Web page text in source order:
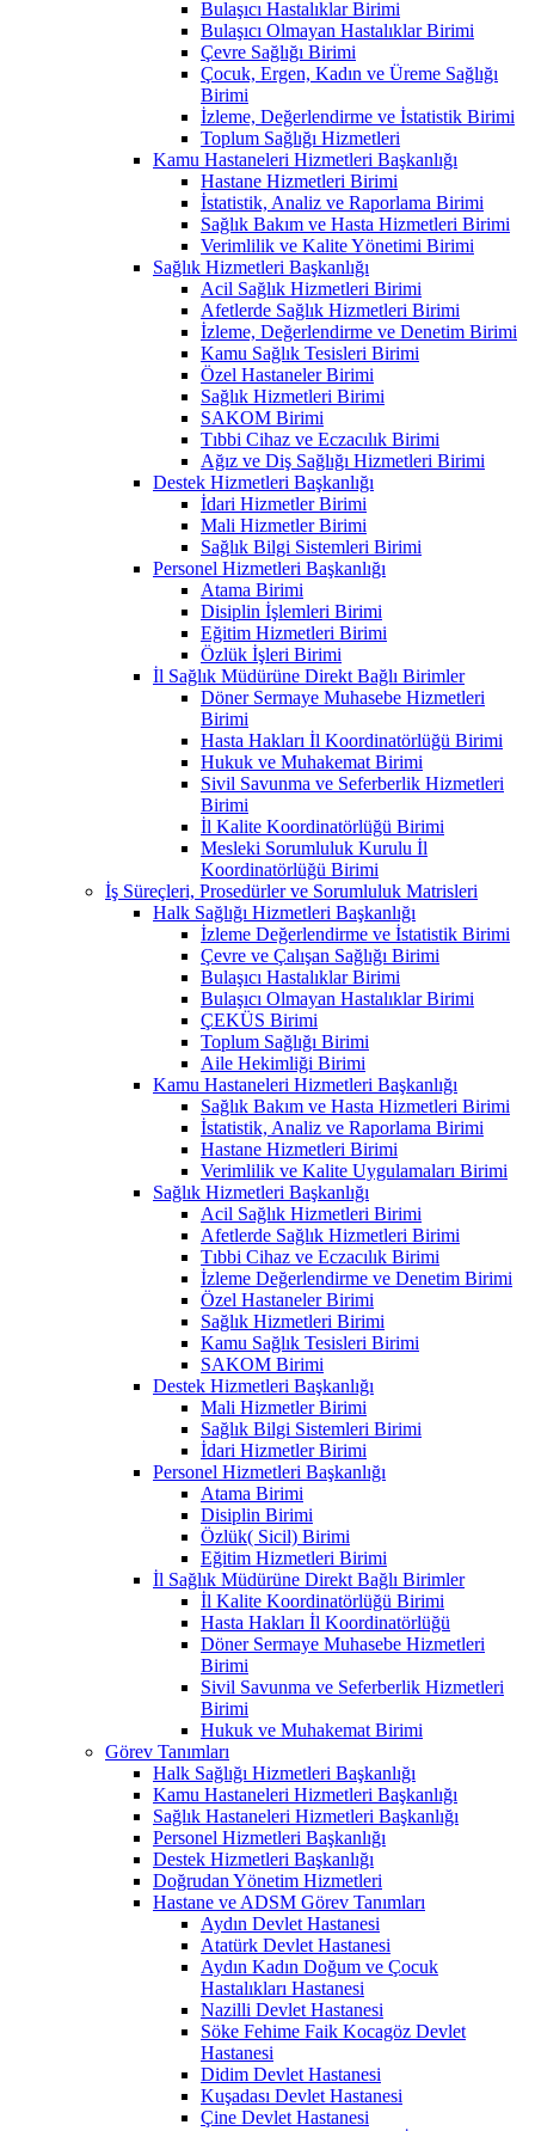
Bulaşıcı Hastalıklar Birimi
Bulaşıcı Olmayan Hastalıklar Birimi
Çevre Sağlığı Birimi
Çocuk, Ergen, Kadın ve Üreme Sağlığı
Birimi
İzleme, Değerlendirme ve İstatistik Birimi
Toplum Sağlığı Hizmetleri
Kamu Hastaneleri Hizmetleri Başkanlığı
Hastane Hizmetleri Birimi
İstatistik, Analiz ve Raporlama Birimi
Sağlık Bakım ve Hasta Hizmetleri Birimi
Verimlilik ve Kalite Yönetimi Birimi
Sağlık Hizmetleri Başkanlığı
Acil Sağlık Hizmetleri Birimi
Afetlerde Sağlık Hizmetleri Birimi
İzleme, Değerlendirme ve Denetim Birimi
Kamu Sağlık Tesisleri Birimi
Özel Hastaneler Birimi
Sağlık Hizmetleri Birimi
SAKOM Birimi
Tıbbi Cihaz ve Eczacılık Birimi
Ağız ve Diş Sağlığı Hizmetleri Birimi
Destek Hizmetleri Başkanlığı
İdari Hizmetler Birimi
Mali Hizmetler Birimi
Sağlık Bilgi Sistemleri Birimi
Personel Hizmetleri Başkanlığı
Atama Birimi
Disiplin İşlemleri Birimi
Eğitim Hizmetleri Birimi
Özlük İşleri Birimi
İl Sağlık Müdürüne Direkt Bağlı Birimler
Döner Sermaye Muhasebe Hizmetleri
Birimi
Hasta Hakları İl Koordinatörlüğü Birimi
Hukuk ve Muhakemat Birimi
Sivil Savunma ve Seferberlik Hizmetleri
Birimi
İl Kalite Koordinatörlüğü Birimi
Mesleki Sorumluluk Kurulu İl
Koordinatörlüğü Birimi
İş Süreçleri, Prosedürler ve Sorumluluk Matrisleri
Halk Sağlığı Hizmetleri Başkanlığı
İzleme Değerlendirme ve İstatistik Birimi
Çevre ve Çalışan Sağlığı Birimi
Bulaşıcı Hastalıklar Birimi
Bulaşıcı Olmayan Hastalıklar Birimi
ÇEKÜS Birimi
Toplum Sağlığı Birimi
Aile Hekimliği Birimi
Kamu Hastaneleri Hizmetleri Başkanlığı
Sağlık Bakım ve Hasta Hizmetleri Birimi
İstatistik, Analiz ve Raporlama Birimi
Hastane Hizmetleri Birimi
Verimlilik ve Kalite Uygulamaları Birimi
Sağlık Hizmetleri Başkanlığı
Acil Sağlık Hizmetleri Birimi
Afetlerde Sağlık Hizmetleri Birimi
Tıbbi Cihaz ve Eczacılık Birimi
İzleme Değerlendirme ve Denetim Birimi
Özel Hastaneler Birimi
Sağlık Hizmetleri Birimi
Kamu Sağlık Tesisleri Birimi
SAKOM Birimi
Destek Hizmetleri Başkanlığı
Mali Hizmetler Birimi
Sağlık Bilgi Sistemleri Birimi
İdari Hizmetler Birimi
Personel Hizmetleri Başkanlığı
Atama Birimi
Disiplin Birimi
Özlük( Sicil) Birimi
Eğitim Hizmetleri Birimi
İl Sağlık Müdürüne Direkt Bağlı Birimler
İl Kalite Koordinatörlüğü Birimi
Hasta Hakları İl Koordinatörlüğü
Döner Sermaye Muhasebe Hizmetleri
Birimi
Sivil Savunma ve Seferberlik Hizmetleri
Birimi
Hukuk ve Muhakemat Birimi
Görev Tanımları
Halk Sağlığı Hizmetleri Başkanlığı
Kamu Hastaneleri Hizmetleri Başkanlığı
Sağlık Hastaneleri Hizmetleri Başkanlığı
Personel Hizmetleri Başkanlığı
Destek Hizmetleri Başkanlığı
Doğrudan Yönetim Hizmetleri
Hastane ve ADSM Görev Tanımları
Aydın Devlet Hastanesi
Atatürk Devlet Hastanesi
Aydın Kadın Doğum ve Çocuk
Hastalıkları Hastanesi
Nazilli Devlet Hastanesi
Söke Fehime Faik Kocagöz Devlet
Hastanesi
Didim Devlet Hastanesi
Kuşadası Devlet Hastanesi
Çine Devlet Hastanesi